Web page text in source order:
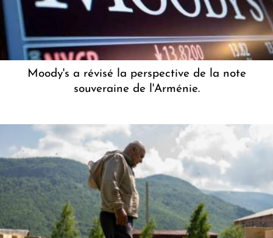
Moody's a révisé la perspective de la note
souveraine de l'Arménie.